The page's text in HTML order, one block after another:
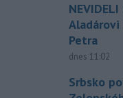
Petra
dnes 11:02
Srbsko